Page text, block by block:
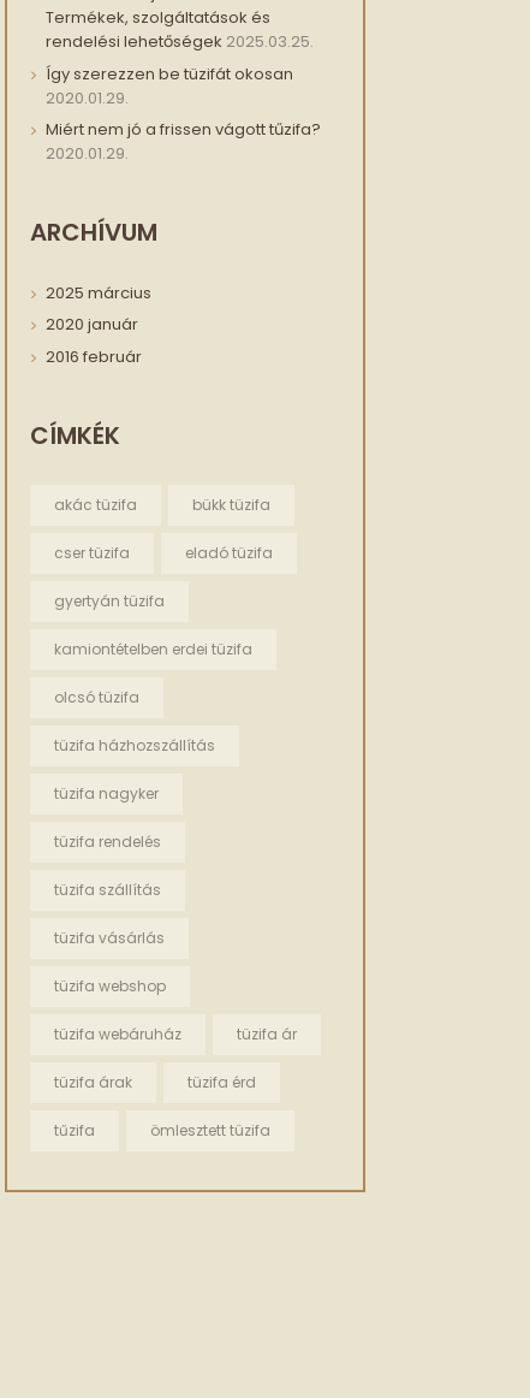
Termékek, szolgáltatások és
rendelési lehetőségek 2025.03.25.
Így szerezzen be tüzifát okosan
2020.01.29.
Miért nem jó a frissen vágott tűzifa?
2020.01.29.
ARCHÍVUM
2025március
2020január
2016február
CÍMKÉK
akác tüzifa bükk tüzifa
cser tüzifa eladó tüzifa
gyertyán tüzifa
kamiontételben erdei tüzifa
olcsó tüzifa
tüzifa házhozszállítás
tüzifa nagyker
tüzifa rendelés
tüzifa szállítás
tüzifa vásárlás
tüzifa webshop
tüzifa webáruház tüzifa ár
tüzifa árak tüzifa érd
tűzifa ömlesztett tüzifa